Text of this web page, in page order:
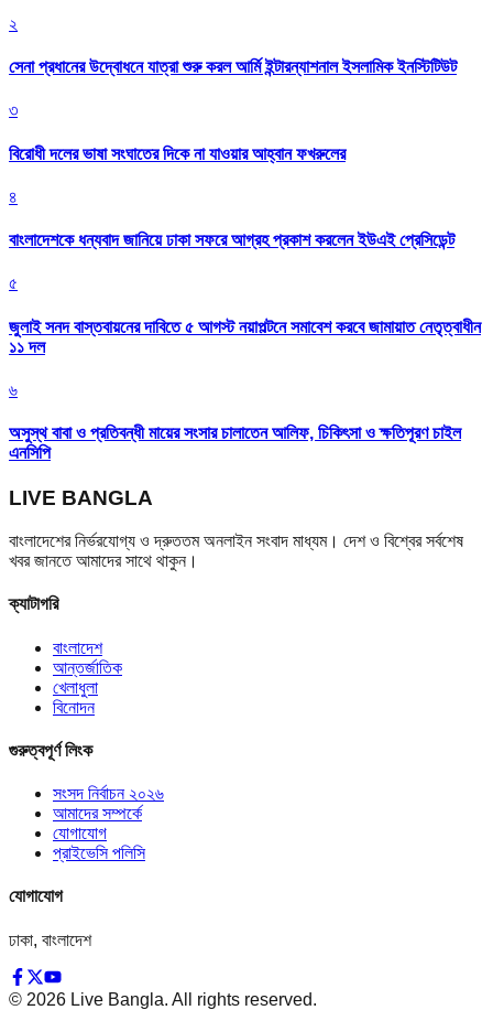
২
সেনা প্রধানের উদ্বোধনে যাত্রা শুরু করল আর্মি ইন্টারন্যাশনাল ইসলামিক ইনস্টিটিউট
৩
বিরোধী দলের ভাষা সংঘাতের দিকে না যাওয়ার আহ্বান ফখরুলের
৪
বাংলাদেশকে ধন্যবাদ জানিয়ে ঢাকা সফরে আগ্রহ প্রকাশ করলেন ইউএই প্রেসিডেন্ট
৫
জুলাই সনদ বাস্তবায়নের দাবিতে ৫ আগস্ট নয়াপল্টনে সমাবেশ করবে জামায়াত নেতৃত্বাধীন
১১ দল
৬
অসুস্থ বাবা ও প্রতিবন্ধী মায়ের সংসার চালাতেন আলিফ, চিকিৎসা ও ক্ষতিপূরণ চাইল
এনসিপি
LIVE BANGLA
বাংলাদেশের নির্ভরযোগ্য ও দ্রুততম অনলাইন সংবাদ মাধ্যম। দেশ ও বিশ্বের সর্বশেষ
খবর জানতে আমাদের সাথে থাকুন।
ক্যাটাগরি
বাংলাদেশ
আন্তর্জাতিক
খেলাধুলা
বিনোদন
গুরুত্বপূর্ণ লিংক
সংসদ নির্বাচন ২০২৬
আমাদের সম্পর্কে
যোগাযোগ
প্রাইভেসি পলিসি
যোগাযোগ
ঢাকা, বাংলাদেশ
© 2026 Live Bangla. All rights reserved.